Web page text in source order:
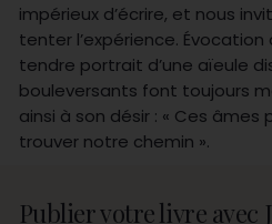
impérieux d’écrire, et nous
tenter l’expérience.
tendre portrait d’une aïeule
bouleversants font toujours
ainsi à son désir : « Ces
trouver notre chemin ».
Publier votre livre avec